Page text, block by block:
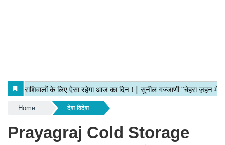
Home देश विदेश
Prayagraj Cold Storage